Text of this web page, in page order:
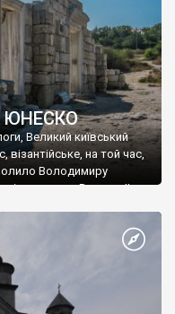
ЮНЕСКО
Великий київський
на той час,
Володимиру
імператору Василю ІІ, та
Василем-християнином.
Херсонесу Таврійського